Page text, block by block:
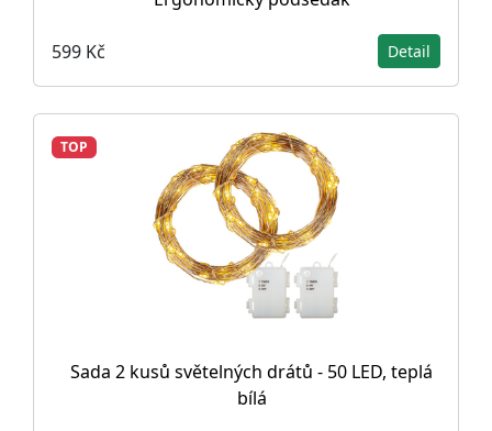
599 Kč Detail
TOP
Sada 2 kusů světelných drátů - 50 LED, teplá
bílá